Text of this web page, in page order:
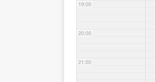
19:00
20:00
21:00